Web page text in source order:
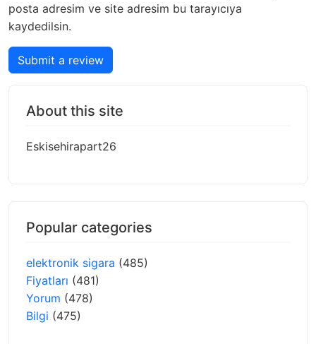
posta adresim ve site adresim bu tarayıcıya
kaydedilsin.
Submit a review
About this site
Eskisehirapart26
Popular categories
elektronik sigara (485)
Fiyatları (481)
Yorum (478)
Bilgi (475)